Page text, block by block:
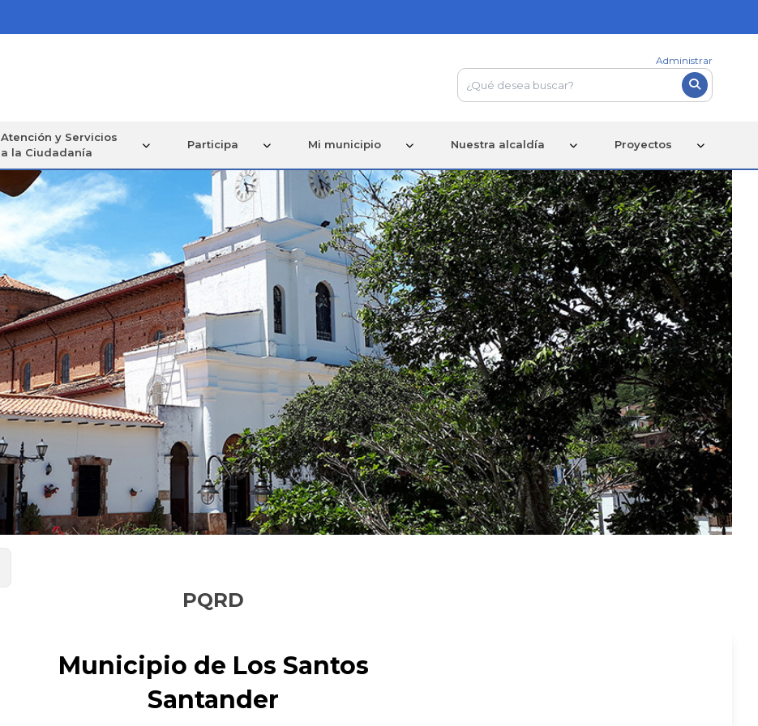
Administrar
Atención y Servicios
a la Ciudadanía
Participa Mi municipio Nuestra alcaldía Proyectos
PQRD
Municipio de Los Santos
Santander